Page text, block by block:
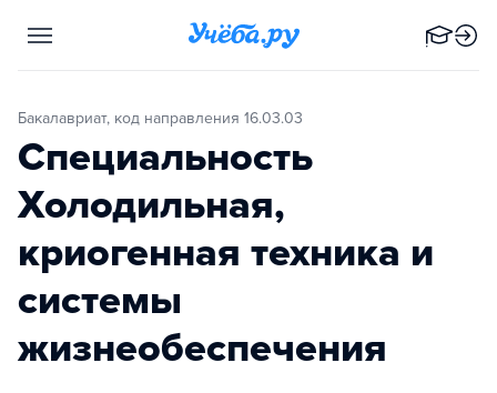
Бакалавриат, код направления 16.03.03
Специальность
Холодильная,
криогенная техника и
системы
жизнеобеспечения